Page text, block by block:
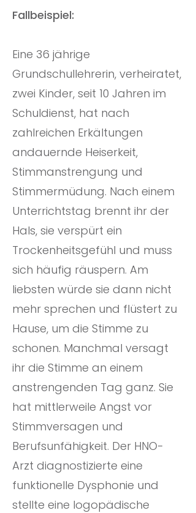
Fallbeispiel:
Eine 36 jährige
Grundschullehrerin, verheiratet,
zwei Kinder, seit 10 Jahren im
Schuldienst, hat nach
zahlreichen Erkältungen
andauernde Heiserkeit,
Stimmanstrengung und
Stimmermüdung. Nach einem
Unterrichtstag brennt ihr der
Hals, sie verspürt ein
Trockenheitsgefühl und muss
sich häufig räuspern. Am
liebsten würde sie dann nicht
mehr sprechen und flüstert zu
Hause, um die Stimme zu
schonen. Manchmal versagt
ihr die Stimme an einem
anstrengenden Tag ganz. Sie
hat mittlerweile Angst vor
Stimmversagen und
Berufsunfähigkeit. Der HNO-
Arzt diagnostizierte eine
funktionelle Dysphonie und
stellte eine logopädische